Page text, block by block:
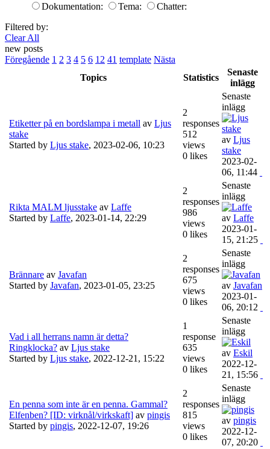
Dokumentation:
Tema:
Chatter:
Filtered by:
Clear All
new posts
Föregående 1 2 3 4 5 6 12 41 template Nästa
Topics
Statistics
Senaste
inlägg
Etiketter på en bordslampa i metall av Ljus
stake
Started by Ljus stake, 2023-02-06, 10:23
2
responses
512
views
0 likes
Senaste
inlägg
av Ljus
stake
2023-02-
06, 11:44
Rikta MALM ljusstake av Laffe
Started by Laffe, 2023-01-14, 22:29
2
responses
986
views
0 likes
Senaste
inlägg
av Laffe
2023-01-
15, 21:25
Brännare av Javafan
Started by Javafan, 2023-01-05, 23:25
2
responses
675
views
0 likes
Senaste
inlägg
av Javafan
2023-01-
06, 20:12
Vad i all herrans namn är detta?
Ringklocka? av Ljus stake
Started by Ljus stake, 2022-12-21, 15:22
1
response
635
views
0 likes
Senaste
inlägg
av Eskil
2022-12-
21, 15:56
En penna som inte är en penna. Gammal?
Elfenben? [ID: virknål/virkskaft] av pingis
Started by pingis, 2022-12-07, 19:26
2
responses
815
views
0 likes
Senaste
inlägg
av pingis
2022-12-
07, 20:20